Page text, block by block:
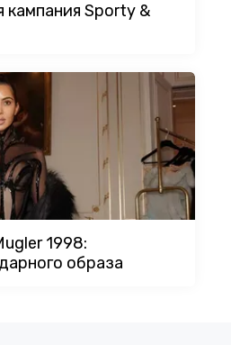
кампания Sporty &
1998:
образа